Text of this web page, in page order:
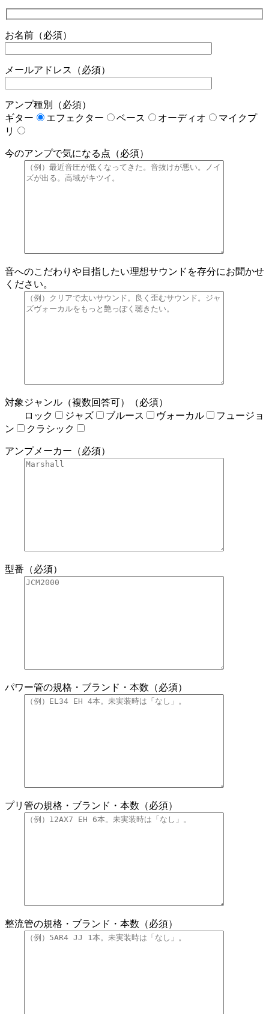
お名前（必須）
メールアドレス（必須）
アンプ種別（必須）
ギター
エフェクター ベース オーディオ
マイクプ
リ
今のアンプで気になる点（必須）
音へのこだわりや目指したい理想サウンドを存分にお聞かせ
ください。
対象ジャンル（複数回答可）（必須）
ロック
ジャズ ブルース ヴォーカル
フュージョ
ン
クラシック
アンプメーカー（必須）
型番（必須）
パワー管の規格・ブランド・本数（必須）
プリ管の規格・ブランド・本数（必須）
整流管の規格・ブランド・本数（必須）